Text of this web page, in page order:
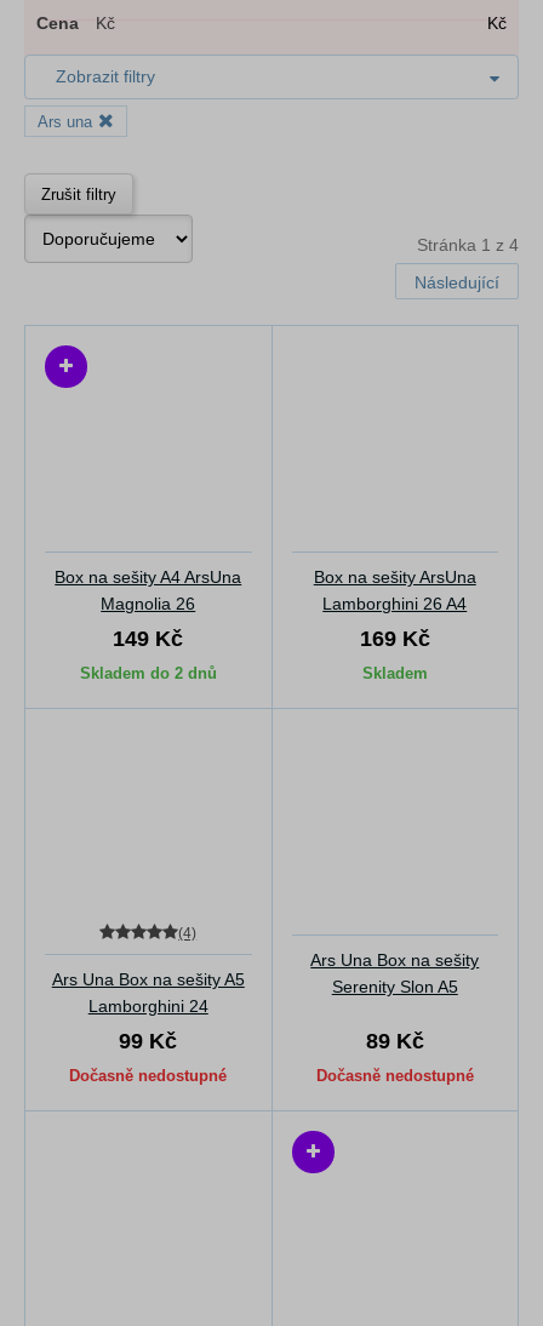
Cena Kč Kč
Zobrazit filtry
Ars una
Zrušit filtry
Stránka 1 z 4
Následující
Box na sešity A4 ArsUna
Magnolia 26
149 Kč
Skladem do 2 dnů
Box na sešity ArsUna
Lamborghini 26 A4
169 Kč
Skladem
(4)
Ars Una Box na sešity A5
Lamborghini 24
99 Kč
Dočasně nedostupné
Ars Una Box na sešity
Serenity Slon A5
89 Kč
Dočasně nedostupné